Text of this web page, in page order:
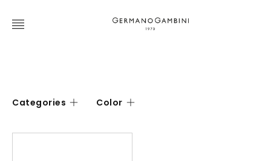
Categories Color